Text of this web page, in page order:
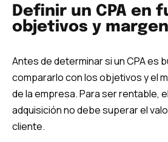
Definir un CPA en
objetivos y margen
Antes de determinar si un CPA es
compararlo con los objetivos y el
de la empresa. Para ser rentable,
adquisición no debe superar el
cliente.